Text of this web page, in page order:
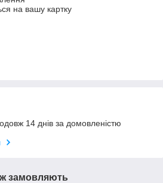
на вашу картку
14 днів за домовленістю
замовляють